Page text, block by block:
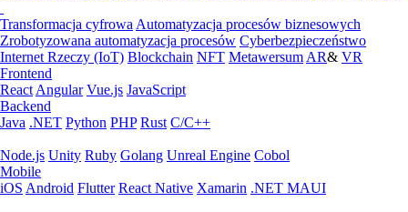
Transformacja cyfrowa Automatyzacja procesów biznesowych
Zrobotyzowana automatyzacja procesów Cyberbezpieczeństwo
Internet Rzeczy (IoT) Blockchain NFT Metawersum AR& VR
Frontend
React Angular Vue.js JavaScript
Backend
Java .NET Python PHP Rust C/C++
Node.js Unity Ruby Golang Unreal Engine Cobol
Mobile
iOS Android Flutter React Native Xamarin .NET MAUI